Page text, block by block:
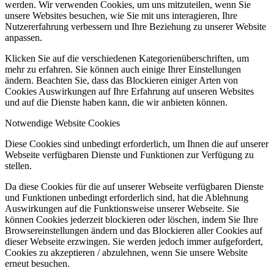
werden. Wir verwenden Cookies, um uns mitzuteilen, wenn Sie
unsere Websites besuchen, wie Sie mit uns interagieren, Ihre
Nutzererfahrung verbessern und Ihre Beziehung zu unserer Website
anpassen.
Klicken Sie auf die verschiedenen Kategorienüberschriften, um
mehr zu erfahren. Sie können auch einige Ihrer Einstellungen
ändern. Beachten Sie, dass das Blockieren einiger Arten von
Cookies Auswirkungen auf Ihre Erfahrung auf unseren Websites
und auf die Dienste haben kann, die wir anbieten können.
Notwendige Website Cookies
Diese Cookies sind unbedingt erforderlich, um Ihnen die auf unserer
Webseite verfügbaren Dienste und Funktionen zur Verfügung zu
stellen.
Da diese Cookies für die auf unserer Webseite verfügbaren Dienste
und Funktionen unbedingt erforderlich sind, hat die Ablehnung
Auswirkungen auf die Funktionsweise unserer Webseite. Sie
können Cookies jederzeit blockieren oder löschen, indem Sie Ihre
Browsereinstellungen ändern und das Blockieren aller Cookies auf
dieser Webseite erzwingen. Sie werden jedoch immer aufgefordert,
Cookies zu akzeptieren / abzulehnen, wenn Sie unsere Website
erneut besuchen.